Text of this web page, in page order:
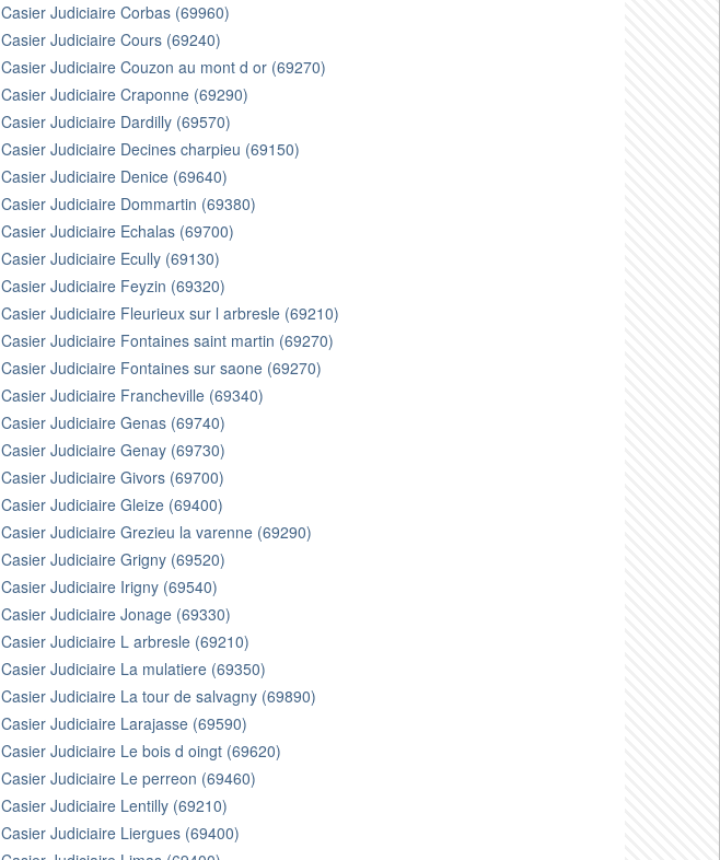
Casier Judiciaire Corbas (69960)
Casier Judiciaire Cours (69240)
Casier Judiciaire Couzon au mont d or (69270)
Casier Judiciaire Craponne (69290)
Casier Judiciaire Dardilly (69570)
Casier Judiciaire Decines charpieu (69150)
Casier Judiciaire Denice (69640)
Casier Judiciaire Dommartin (69380)
Casier Judiciaire Echalas (69700)
Casier Judiciaire Ecully (69130)
Casier Judiciaire Feyzin (69320)
Casier Judiciaire Fleurieux sur l arbresle (69210)
Casier Judiciaire Fontaines saint martin (69270)
Casier Judiciaire Fontaines sur saone (69270)
Casier Judiciaire Francheville (69340)
Casier Judiciaire Genas (69740)
Casier Judiciaire Genay (69730)
Casier Judiciaire Givors (69700)
Casier Judiciaire Gleize (69400)
Casier Judiciaire Grezieu la varenne (69290)
Casier Judiciaire Grigny (69520)
Casier Judiciaire Irigny (69540)
Casier Judiciaire Jonage (69330)
Casier Judiciaire L arbresle (69210)
Casier Judiciaire La mulatiere (69350)
Casier Judiciaire La tour de salvagny (69890)
Casier Judiciaire Larajasse (69590)
Casier Judiciaire Le bois d oingt (69620)
Casier Judiciaire Le perreon (69460)
Casier Judiciaire Lentilly (69210)
Casier Judiciaire Liergues (69400)